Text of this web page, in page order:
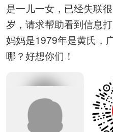
是一儿一女，已经失联
岁，请求帮助看到信息
妈妈是1979年是黄氏，
哪？好想你们！